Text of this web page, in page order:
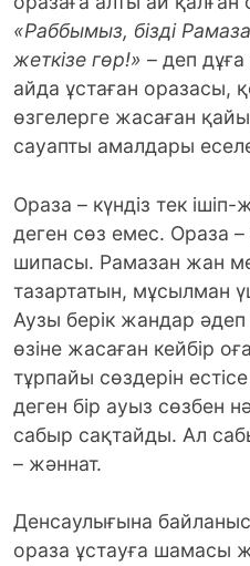
«Раббымыз, бізді
жеткізе гөр!» – деп
айда ұстаған
өзгелерге жасаған
сауапты амалдары
Ораза – күндіз тек
деген сөз емес. Ораза
шипасы. Рамазан жан
тазартатын, мұсылман
Аузы берік жандар әдеп
өзіне жасаған кейбір
тұрпайы сөздерін
деген бір ауыз сөзбен
сабыр сақтайды. Ал
– жәннат.
Денсаулығына
ораза ұстауға шамасы